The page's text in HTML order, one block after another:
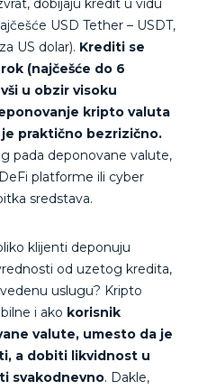
dobijaju kredit u vidu
USD Tether – USDT,
US dolar). Krediti se
(najčešće do 6
u obzir visoku
kripto valuta
praktično bezrizično.
pada deponovane valute,
platforme ili cyber
sredstava.
klijenti deponuju
od uzetog kredita,
uslugu? Kripto
i ako korisnik
valute, umesto da je
a dobiti likvidnost u
svakodnevno. Dakle,